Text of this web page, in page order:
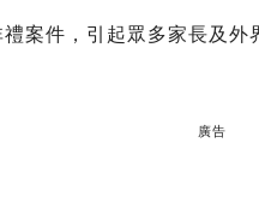
案件，引起眾多家長及外
廣告